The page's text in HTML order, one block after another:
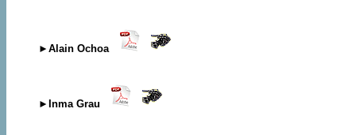
►Alain Ochoa
►Inma Grau